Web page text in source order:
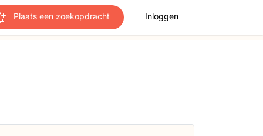
Plaats een zoekopdracht Inloggen